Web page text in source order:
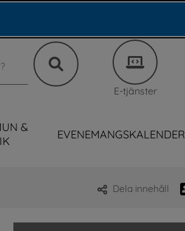
E-tjänster
&
EVENEMANGSKALENDER
Dela innehåll